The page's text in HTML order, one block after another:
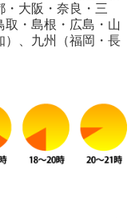
・大阪・奈良・三
取・島根・広島・山
）、九州（福岡・長